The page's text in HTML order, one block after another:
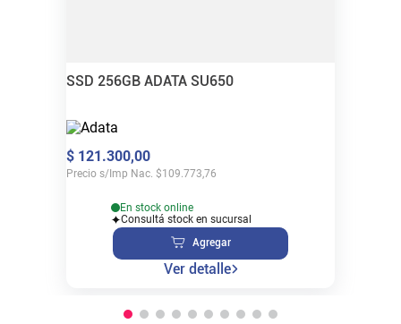
SSD 256GB ADATA SU650
$ 121.300,00
Precio s/Imp Nac. $109.773,76
En stock online
Consultá stock en sucursal
Agregar
Ver detalle